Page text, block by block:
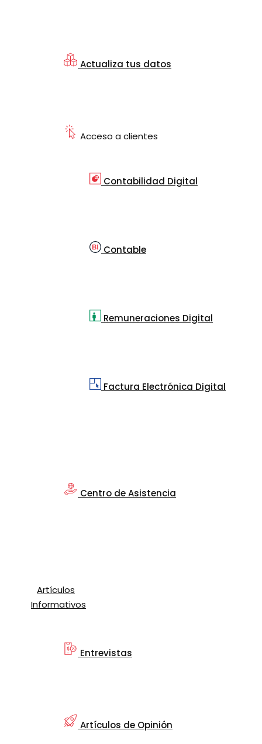
Actualiza tus datos
Acceso a clientes
Contabilidad Digital
Contable
Remuneraciones Digital
Factura Electrónica Digital
Centro de Asistencia
Artículos
Informativos
Entrevistas
Artículos de Opinión